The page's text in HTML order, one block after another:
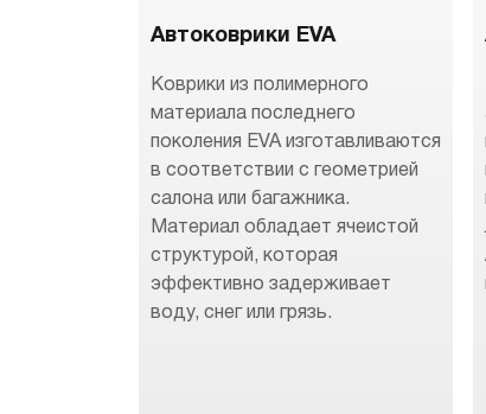
Автоковрики EVA
Коврики из полимерного
материала последнего
поколения EVA изготавливаются
в соответствии с геометрией
салона или багажника.
Материал обладает ячеистой
структурой, которая
эффективно задерживает
воду, снег или грязь.